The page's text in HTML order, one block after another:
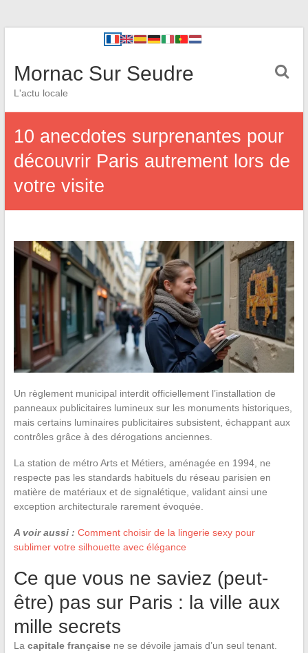
Mornac Sur Seudre
L'actu locale
10 anecdotes surprenantes pour
découvrir Paris autrement lors de
votre visite
Un règlement municipal interdit officiellement l’installation de
panneaux publicitaires lumineux sur les monuments historiques,
mais certains luminaires publicitaires subsistent, échappant aux
contrôles grâce à des dérogations anciennes.
La station de métro Arts et Métiers, aménagée en 1994, ne
respecte pas les standards habituels du réseau parisien en
matière de matériaux et de signalétique, validant ainsi une
exception architecturale rarement évoquée.
A voir aussi : Comment choisir de la lingerie sexy pour
sublimer votre silhouette avec élégance
Ce que vous ne saviez (peut-
être) pas sur Paris : la ville aux
mille secrets
La capitale françaisene se dévoile jamais d’un seul tenant.